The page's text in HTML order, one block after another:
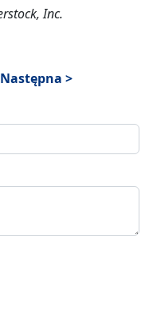
Inc.
Następna >